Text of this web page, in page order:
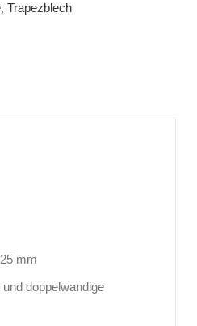
, Trapezblech
mm
doppelwandige